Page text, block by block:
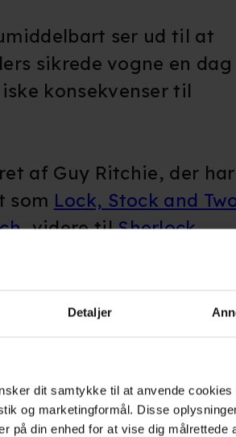
Detaljer
dit samtykke til at anvende
og marketingformål. Disse
på din enhed for at vise dig målrettede
ser ud til at
sikrede vogne en dag
konsekvenser til
af Guy Ritchie, der har
som Lock, Stock and
, videre tilSherlock